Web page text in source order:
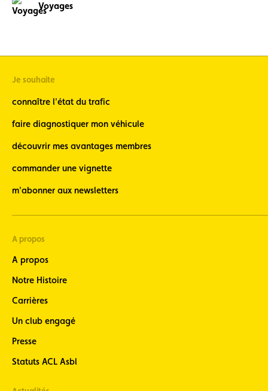
Voyages
Je souhaite
connaître l'état du trafic
faire diagnostiquer mon véhicule
découvrir mes avantages membres
commander une vignette
m'abonner aux newsletters
A propos
A propos
Notre Histoire
Carrières
Un club engagé
Presse
Statuts ACL Asbl